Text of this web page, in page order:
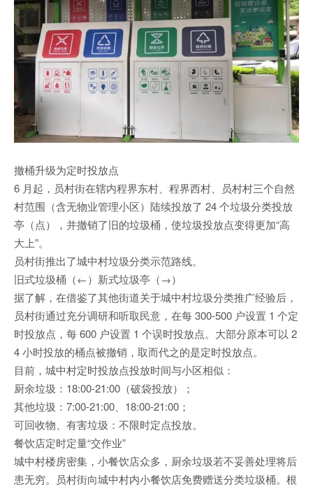
撤桶升级为定时投放点
6 月起，员村街在辖内程界东村、程界西村、员村村三个自然
村范围（含无物业管理小区）陆续投放了 24 个垃圾分类投放
亭（点），并撤销了旧的垃圾桶，使垃圾投放点变得更加“高
大上”。
员村街推出了城中村垃圾分类示范路线。
旧式垃圾桶（←）新式垃圾亭（→）
据了解，在借鉴了其他街道关于城中村垃圾分类推广经验后，
员村街通过充分调研和听取民意，在每 300-500 户设置 1 个定
时投放点，每 600 户设置 1 个误时投放点。大部分原本可以 2
4 小时投放的桶点被撤销，取而代之的是定时投放点。
目前，城中村定时投放点投放时间与小区相似：
厨余垃圾：18:00-21:00（破袋投放）；
其他垃圾：7:00-21:00、18:00-21:00；
可回收物、有害垃圾：不限时定点投放。
餐饮店定时定量“交作业”
城中村楼房密集，小餐饮店众多，厨余垃圾若不妥善处理将后
患无穷。员村街向城中村内小餐饮店免费赠送分类垃圾桶。根